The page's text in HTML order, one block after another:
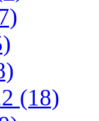
(18)